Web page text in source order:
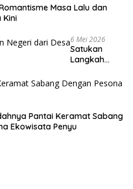
Masa Lalu dan
Kini
6 Mei 2026
Satukan
Langkah
Negeri dari
Desa
Pantai Keramat Sabang
Ekowisata Penyu